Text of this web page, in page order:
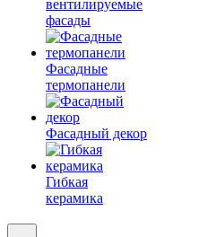
вентилируемые
фасады
Фасадные
термопанели
Фасадный декор
Гибкая
керамика